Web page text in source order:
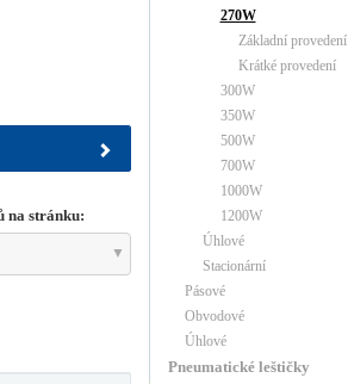
na stránku:
270W
Základní provedení
Krátké provedení
300W
350W
500W
700W
1000W
1200W
Úhlové
Stacionární
Pásové
Obvodové
Úhlové
Pneumatické leštičky